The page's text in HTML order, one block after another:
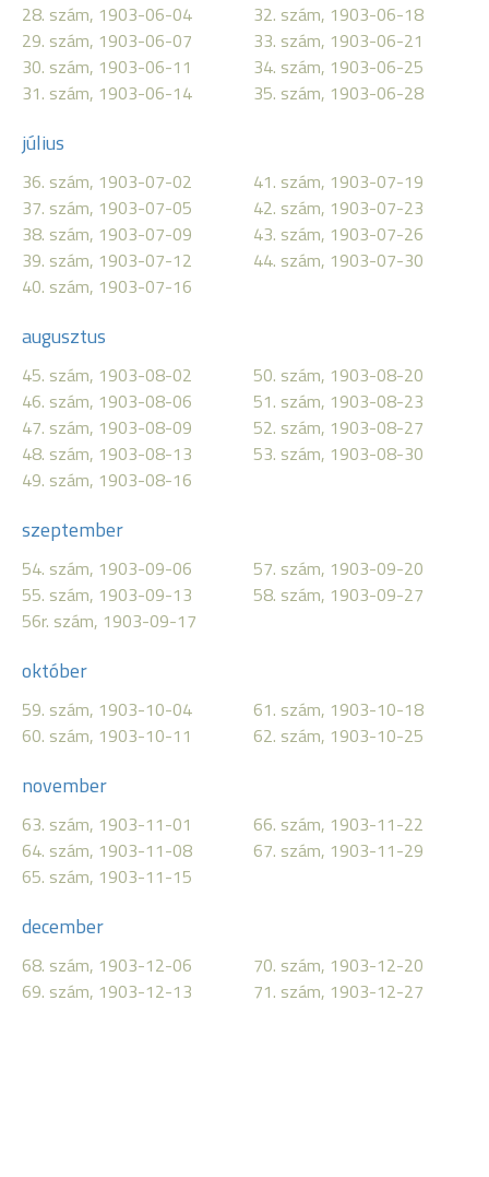
28. szám, 1903-06-04
29. szám, 1903-06-07
30. szám, 1903-06-11
31. szám, 1903-06-14
32. szám, 1903-06-18
33. szám, 1903-06-21
34. szám, 1903-06-25
35. szám, 1903-06-28
július
36. szám, 1903-07-02
37. szám, 1903-07-05
38. szám, 1903-07-09
39. szám, 1903-07-12
40. szám, 1903-07-16
41. szám, 1903-07-19
42. szám, 1903-07-23
43. szám, 1903-07-26
44. szám, 1903-07-30
augusztus
45. szám, 1903-08-02
46. szám, 1903-08-06
47. szám, 1903-08-09
48. szám, 1903-08-13
49. szám, 1903-08-16
50. szám, 1903-08-20
51. szám, 1903-08-23
52. szám, 1903-08-27
53. szám, 1903-08-30
szeptember
54. szám, 1903-09-06
55. szám, 1903-09-13
56r. szám, 1903-09-17
57. szám, 1903-09-20
58. szám, 1903-09-27
október
59. szám, 1903-10-04
60. szám, 1903-10-11
61. szám, 1903-10-18
62. szám, 1903-10-25
november
63. szám, 1903-11-01
64. szám, 1903-11-08
65. szám, 1903-11-15
66. szám, 1903-11-22
67. szám, 1903-11-29
december
68. szám, 1903-12-06
69. szám, 1903-12-13
70. szám, 1903-12-20
71. szám, 1903-12-27